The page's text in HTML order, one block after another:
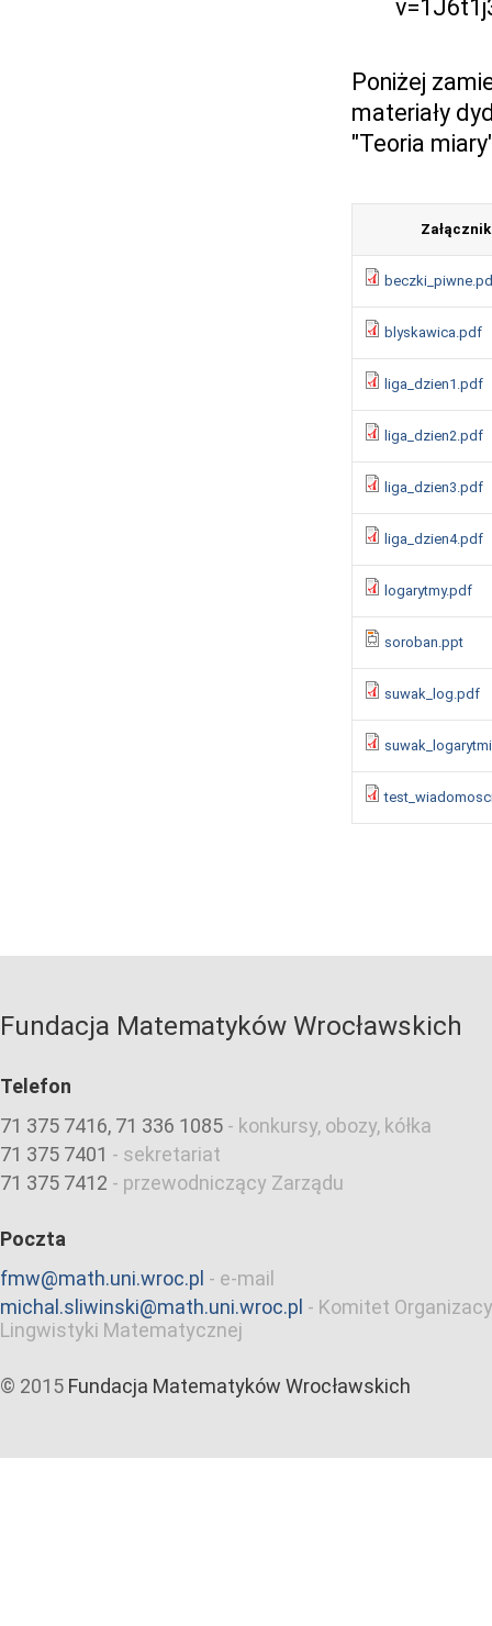
Poniżej
materiały
"Teoria
Załącznik
blyskawica.pdf
liga_dzien1.pdf
liga_dzien2.pdf
liga_dzien3.pdf
liga_dzien4.pdf
logarytmy.pdf
soroban.ppt
suwak_log.pdf
Fundacja Matematyków Wrocławskich
Telefon
71 375 7416, 71 336 1085 - konkursy, obozy, kółka
71 375 7401 - sekretariat
71 375 7412 - przewodniczący Zarządu
Poczta
fmw@math.uni.wroc.pl - e-mail
michal.sliwinski@math.uni.wroc.pl - Komitet
Lingwistyki Matematycznej
© 2015 Fundacja Matematyków Wrocławskich